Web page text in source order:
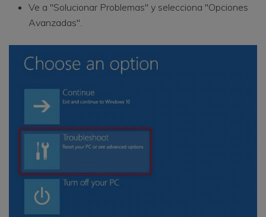
Ve a "Solucionar Problemas" y selecciona "Opciones
Avanzadas".